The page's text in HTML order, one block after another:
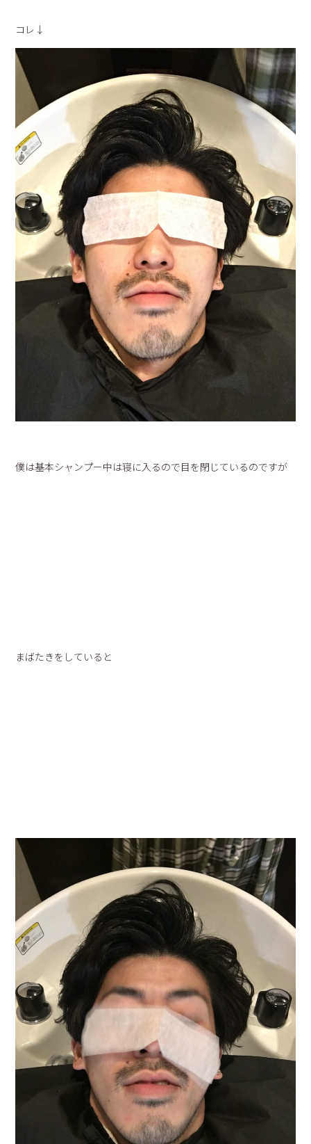
コレ↓
僕は基本シャンプー中は寝に入るので目を閉じているのですが
まばたきをしていると